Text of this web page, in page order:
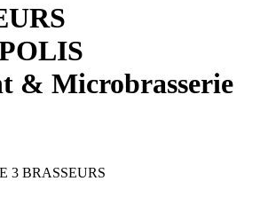
& Microbrasserie
3 BRASSEURS